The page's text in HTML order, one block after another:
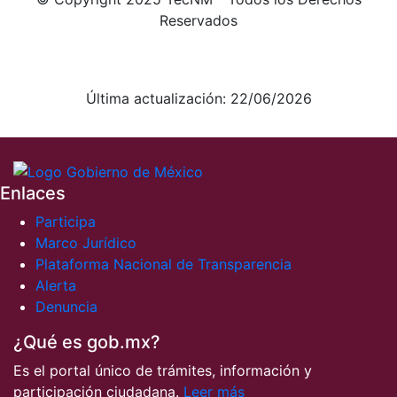
Reservados
Última actualización: 22/06/2026
Enlaces
Participa
Marco Jurídico
Plataforma Nacional de Transparencia
Alerta
Denuncia
¿Qué es gob.mx?
Es el portal único de trámites, información y
participación ciudadana. Leer más